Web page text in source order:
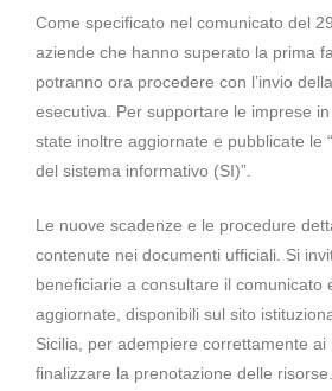
Come specificato nel comunicato del
aziende che hanno superato la prima
potranno ora procedere con l’invio
esecutiva. Per supportare le imprese
state inoltre aggiornate e pubblicate le
del sistema informativo (SI)”.
Le nuove scadenze e le procedure
contenute nei documenti ufficiali. Si
beneficiarie a consultare il comunicato
aggiornate, disponibili sul sito
Sicilia, per adempiere correttamente ai
finalizzare la prenotazione delle risorse.